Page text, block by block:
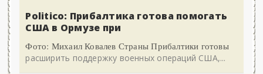
Politico: Прибалтика готова помогать
США в Ормузе при
Фото: Михаил Ковалев Страны Прибалтики готовы
расширить поддержку военных операций США,...